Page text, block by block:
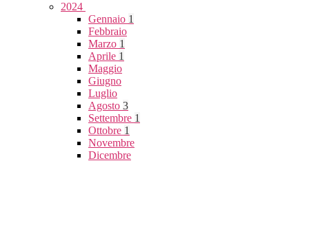
2024
Gennaio 1
Febbraio
Marzo 1
Aprile 1
Maggio
Giugno
Luglio
Agosto 3
Settembre 1
Ottobre 1
Novembre
Dicembre